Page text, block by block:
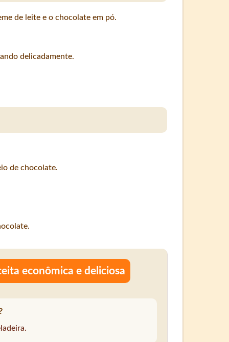
de leite e o chocolate em pó.
delicadamente.
de chocolate.
econômica e deliciosa